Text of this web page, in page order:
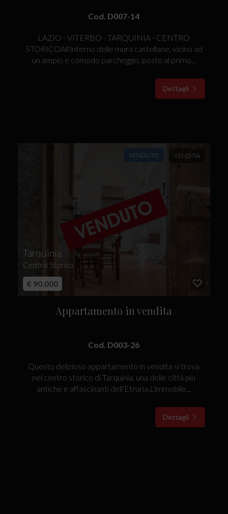
Cod. D007-14
LAZIO - VITERBO - TARQUINIA - CENTRO
STORICOAll'interno delle mura castellane, vicino ad
un ampio e comodo parcheggio, posto al primo...
Dettagli
VENDITA
VENDUTO
Tarquinia
Centro Storico
€ 90.000
Appartamento in vendita
Cod. D003-26
Questo delizioso appartamento in vendita si trova
nel centro storico di Tarquinia, una delle città più
antiche e affascinanti dell'Etruria.L'immobile...
Dettagli